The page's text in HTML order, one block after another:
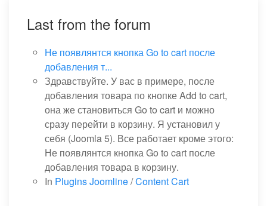
Last from the forum
Не появлянтся кнопка Go to cart после
добавления т...
Здравствуйте. У вас в примере, после
добавления товара по кнопке Add to cart,
она же становиться Go to cart и можно
сразу перейти в корзину. Я установил у
себя (Joomla 5). Все работает кроме этого:
Не появлянтся кнопка Go to cart после
добавления товара в корзину.
In Plugins Joomline/Content Cart